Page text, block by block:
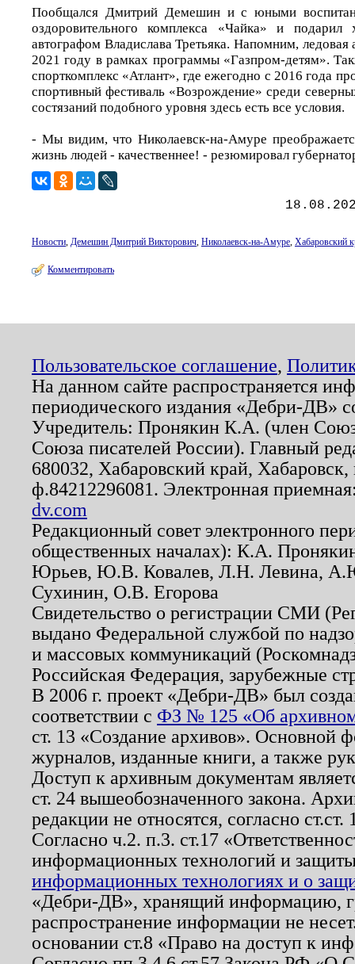
Пообщался Дмитрий Демешин и с юными
оздоровительного комплекса «Чайка» и
автографом Владислава Третьяка. Напомним, ледовая
2021 году в рамках программы «Газпром-детям».
спорткомплекс «Атлант», где ежегодно с 2016 года
спортивный фестиваль «Возрождение» среди
состязаний подобного уровня здесь есть все условия.
- Мы видим, что Николаевск-на-Амуре
жизнь людей - качественнее! - резюмировал
Новости, Демешин Дмитрий Викторович, Николаевск-на-Амуре, Хабаровский
Комментировать
Пользовательское соглашение,
На данном сайте распространяется
периодического издания «Дебри-ДВ»
Учредитель: Пронякин К.А. (член
Союза писателей России). Главный
680032, Хабаровский край,
ф.84212296081. Электронная
dv.com
Редакционный совет электронного
общественных началах): К.А.
Юрьев, Ю.В. Ковалев, Л.Н. Левина,
Сухинин, О.В. Егорова
Свидетельство о регистрации СМИ
выдано Федеральной службой по
и массовых коммуникаций
Российская Федерация, зарубежные
В 2006 г. проект «Дебри-ДВ» был
соответствии с ФЗ № 125 «Об
ст. 13 «Создание архивов». Основной
журналов, изданные книги, а также
Доступ к архивным документам
ст. 24 вышеобозначенного закона.
редакции не относятся, согласно
Согласно ч.2. п.3. ст.17
информационных технологий и
информационных технологиях и о
«Дебри-ДВ», хранящий информацию,
распространение информации не
основании ст.8 «Право на доступ к